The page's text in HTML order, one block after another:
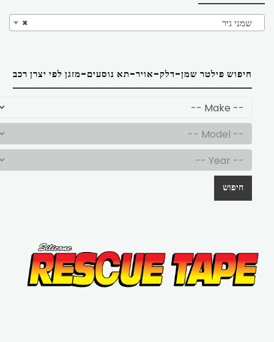
× שמני גיר
חיפוש פילטר שמן-דלק-אויר-תא נוסעים-מזגן לפי יצרן רכב
חיפוש